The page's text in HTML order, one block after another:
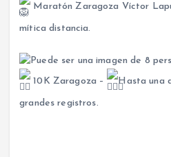
Maratón Zaragoza Víctor
mítica distancia.
10K Zaragoza – Hasta una
grandes registros.